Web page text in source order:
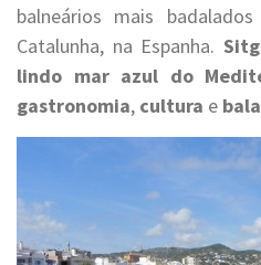
balneários mais
Catalunha, na Espanha.
lindo mar azul do
gastronomia, cultura e